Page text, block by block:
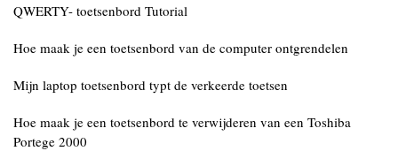
QWERTY- toetsenbord Tutorial
Hoe maak je een toetsenbord van de computer ontgrendelen
Mijn laptop toetsenbord typt de verkeerde toetsen
Hoe maak je een toetsenbord te verwijderen van een Toshiba
Portege 2000